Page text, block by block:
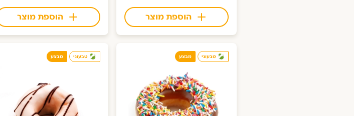
הוספת מוצר הוספת מוצר
טבעוני מבצע טבעוני מבצע